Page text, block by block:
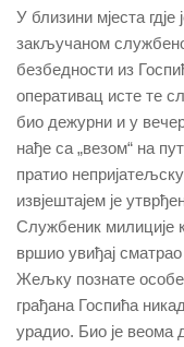
У близини мјеста
закључаном
безбедности из
оперативац исте те
био дежурни и у
нађе са „везом“ на
пратио
извјештајем је
Службеник милиције
вршио увиђај
Жељку познате
грађана Госпића
урадио. Био је веома